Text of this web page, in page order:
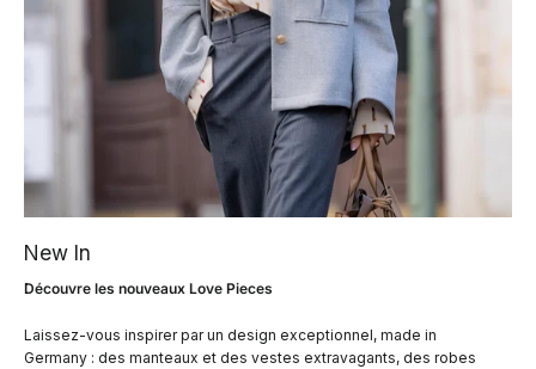
New In
Découvre les nouveaux Love Pieces
Laissez-vous inspirer par un design exceptionnel, made in
Germany : des manteaux et des vestes extravagants, des robes